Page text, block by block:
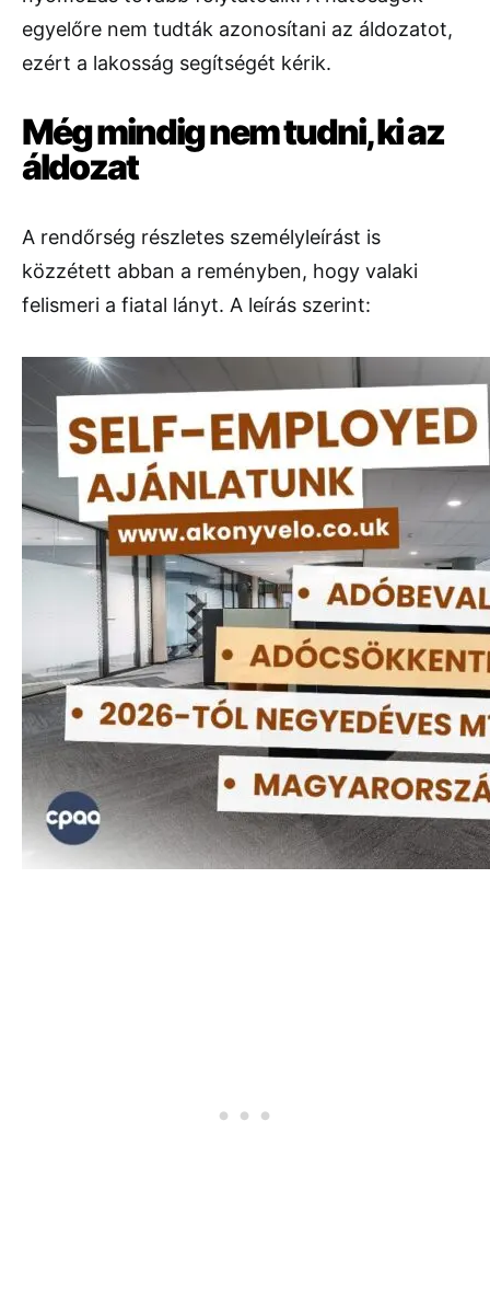
egyelőre nem tudták azonosítani az áldozatot,
ezért a lakosság segítségét kérik.
Még mindig nem tudni, ki az
áldozat
A rendőrség részletes személyleírást is
közzétett abban a reményben, hogy valaki
felismeri a fiatal lányt. A leírás szerint: